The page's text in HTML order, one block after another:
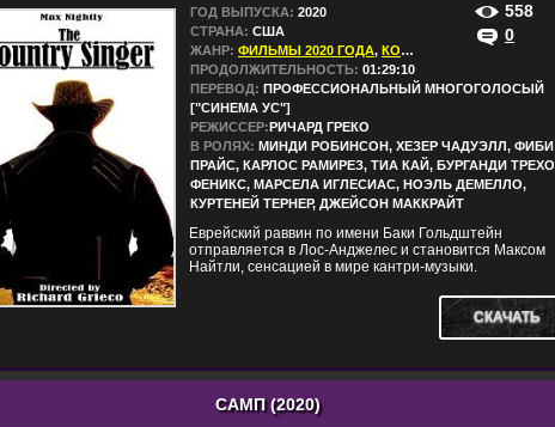
558
0
ГОД ВЫПУСКА: 2020
СТРАНА: США
ЖАНР: ФИЛЬМЫ 2020 ГОДА, КОМЕДИИ
ПРОДОЛЖИТЕЛЬНОСТЬ: 01:29:10
ПЕРЕВОД: ПРОФЕССИОНАЛЬНЫЙ МНОГОГОЛОСЫЙ
["СИНЕМА УС"]
РЕЖИССЕР:РИЧАРД ГРЕКО
В РОЛЯХ: МИНДИ РОБИНСОН, ХЕЗЕР ЧАДУЭЛЛ, ФИБИ
ПРАЙС, КАРЛОС РАМИРЕЗ, ТИА КАЙ, БУРГАНДИ ТРЕХО
ФЕНИКС, МАРСЕЛА ИГЛЕСИАС, НОЭЛЬ ДЕМЕЛЛО,
КУРТЕНЕЙ ТЕРНЕР, ДЖЕЙСОН МАККРАЙТ
Еврейский раввин по имени Баки Гольдштейн
отправляется в Лос-Анджелес и становится Максом
Найтли, сенсацией в мире кантри-музыки.
СКАЧАТЬ
САМП (2020)